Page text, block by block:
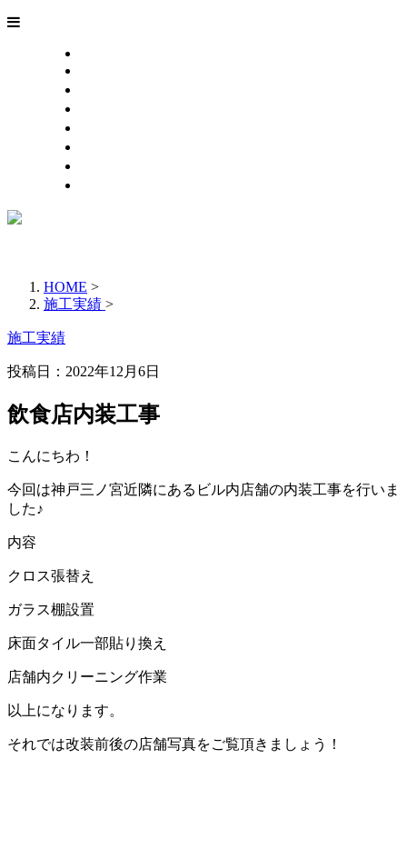
HOME >
施工実績 >
施工実績
投稿日：2022年12月6日
飲食店内装工事
こんにちわ！
今回は神戸三ノ宮近隣にあるビル内店舗の内装工事を行いま
した♪
内容
クロス張替え
ガラス棚設置
床面タイル一部貼り換え
店舗内クリーニング作業
以上になります。
それでは改装前後の店舗写真をご覧頂きましょう！